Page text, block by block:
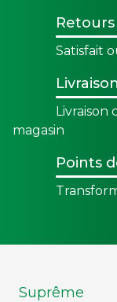
Retours
Satisfait
Livraison
Livraison
magasin
Points
Suprême